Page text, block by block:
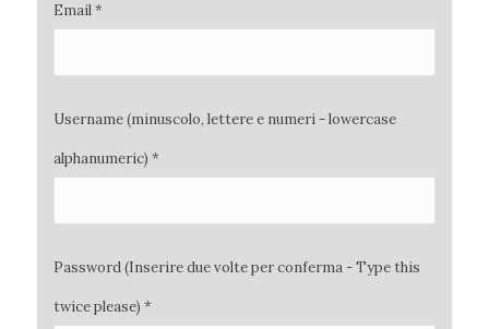
Email *
Username (minuscolo, lettere e numeri - lowercase
alphanumeric) *
Password (Inserire due volte per conferma - Type this
twice please) *